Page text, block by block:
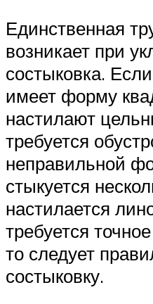
Единственная
возникает при
состыковка.
имеет форму
настилают
требуется
неправильной
стыкуется
настилается
требуется
то следует
состыковку.